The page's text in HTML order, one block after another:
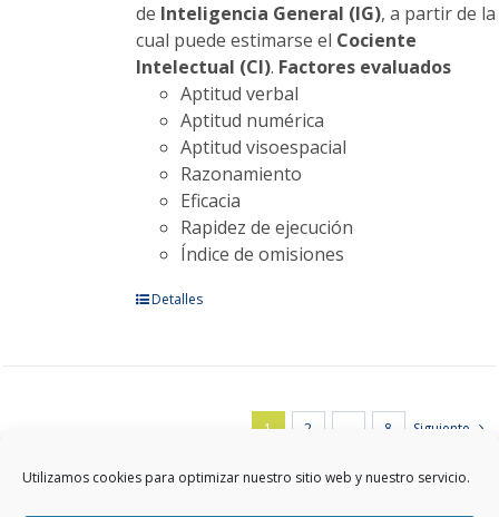
Utilizamos cookies para optimizar nuestro sitio web y nuestro servicio.
de Inteligencia General (IG), a partir de la
cual puede estimarse el Cociente
Intelectual (CI). Factores evaluados
Aptitud verbal
Aptitud numérica
Aptitud visoespacial
Razonamiento
Eficacia
Rapidez de ejecución
Índice de omisiones
Este
se
Detalles
1 2 8 Siguiente